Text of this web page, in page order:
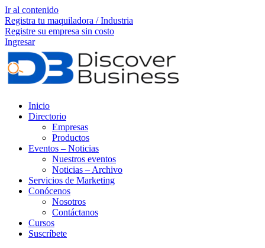
Ir al contenido
Registra tu maquiladora / Industria
Registre su empresa sin costo
Ingresar
Inicio
Directorio
Empresas
Productos
Eventos – Noticias
Nuestros eventos
Noticias – Archivo
Servicios de Marketing
Conócenos
Nosotros
Contáctanos
Cursos
Suscríbete